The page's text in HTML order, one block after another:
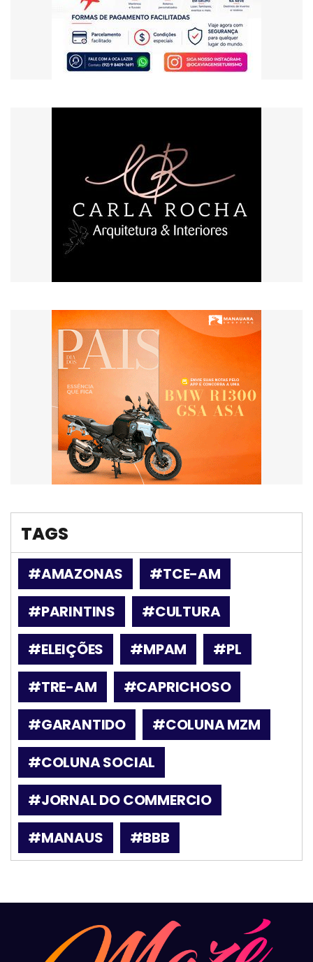
TAGS
#AMAZONAS
#TCE-AM
#PARINTINS
#CULTURA
#ELEIÇÕES
#MPAM
#PL
#TRE-AM
#CAPRICHOSO
#GARANTIDO
#COLUNA MZM
#COLUNA SOCIAL
#JORNAL DO COMMERCIO
#MANAUS
#BBB